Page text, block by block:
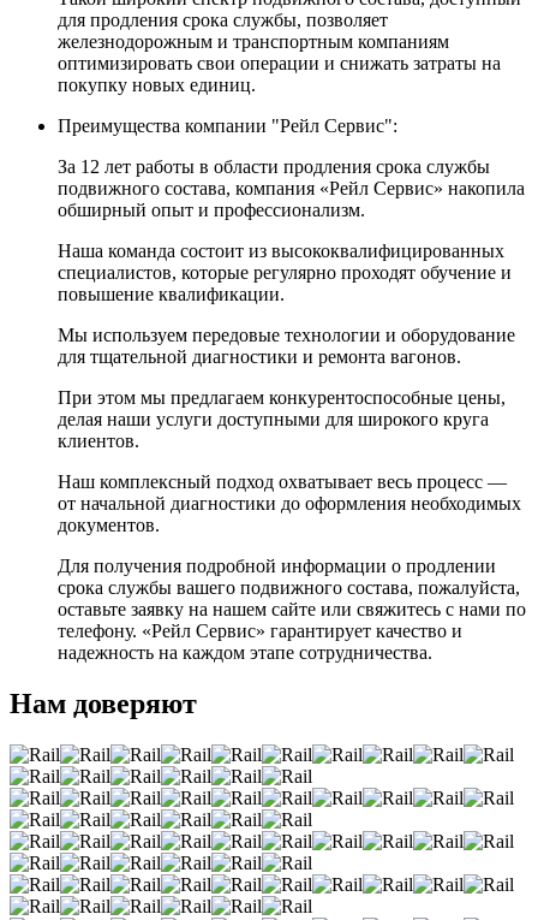
для продления срока службы, позволяет
железнодорожным и транспортным компаниям
оптимизировать свои операции и снижать затраты на
покупку новых единиц.
Преимущества компании "Рейл Сервис":
За 12 лет работы в области продления срока службы
подвижного состава, компания «Рейл Сервис» накопила
обширный опыт и профессионализм.
Наша команда состоит из высококвалифицированных
специалистов, которые регулярно проходят обучение и
повышение квалификации.
Мы используем передовые технологии и оборудование
для тщательной диагностики и ремонта вагонов.
При этом мы предлагаем конкурентоспособные цены,
делая наши услуги доступными для широкого круга
клиентов.
Наш комплексный подход охватывает весь процесс —
от начальной диагностики до оформления необходимых
документов.
Для получения подробной информации о продлении
срока службы вашего подвижного состава, пожалуйста,
оставьте заявку на нашем сайте или свяжитесь с нами по
телефону. «Рейл Сервис» гарантирует качество и
надежность на каждом этапе сотрудничества.
Нам доверяют